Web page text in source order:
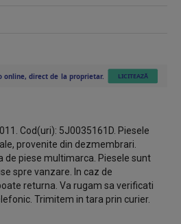
Cod(uri): 5J0035161D. Piesele
provenite din dezmembrari.
de piese multimarca. Piesele sunt
spre vanzare. In caz de
returna. Va rugam sa verificati
Trimitem in tara prin curier.